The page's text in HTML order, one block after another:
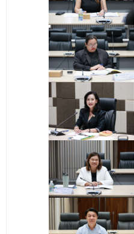
สหกิจศึกษา
- ข่าวประชาสัมพันธ์
- กิจกรรม
- ข่าวประชาสัมพันธ์ภายนอก
- ทุน/สมัครงาน/ศึกษาต่อ
- ฐานข้อมูลงานวิจัย
- การจัดการความรู้ (KM Scitech)